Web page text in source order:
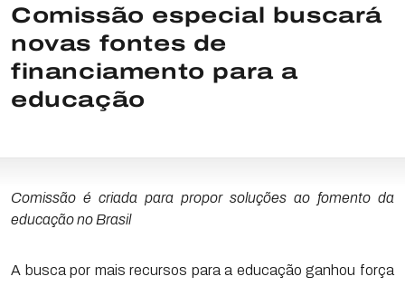
Comissão especial buscará
novas fontes de
financiamento para a
educação
Comissão é criada para propor soluções ao fomento da
educação no Brasil
A busca por mais recursos para a educação ganhou força